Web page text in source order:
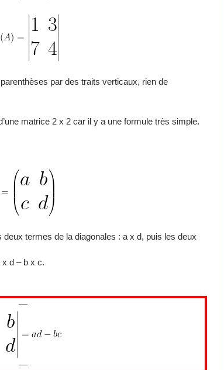
par des traits verticaux, rien de
matrice 2 x 2 car il y a une formule très simple.
termes de la diagonales : a x d, puis les deux
d – b x c.
—
—